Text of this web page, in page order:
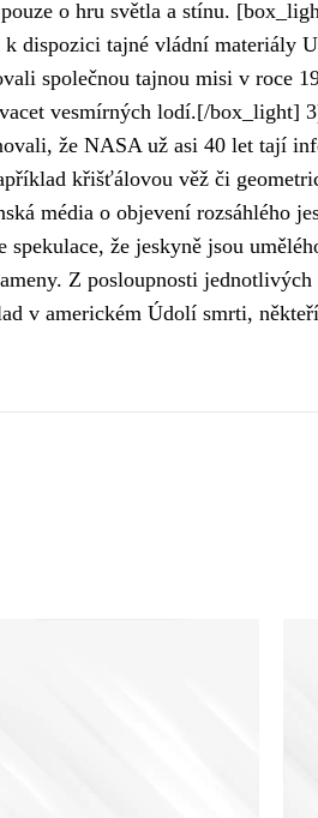
o hru světla a stínu.
dispozici tajné vládní materiály
společnou tajnou misi v roce
vesmírných lodí.[/box_light]
že NASA už asi 40 let tají
křišťálovou věž či
média o objevení rozsáhlého
že jeskyně jsou
Z posloupnosti
v americkém Údolí smrti,